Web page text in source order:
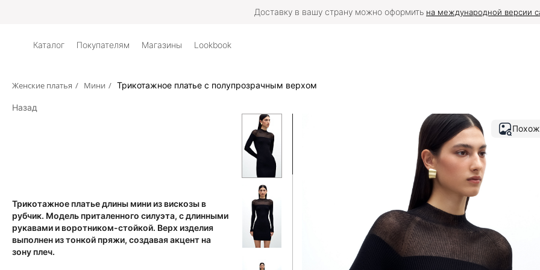
Дополнительная скидка 2% при фактической онлайн-оплате на
Каталог Покупателям Магазины Lookbook
Женские платья / Мини / Трикотажное платье с полупрозрачным верхом
Назад
Трикотажное платье длины мини из вискозы в
рубчик. Модель приталенного силуэта, с длинными
рукавами и воротником-стойкой. Верх изделия
выполнен из тонкой пряжи, создавая акцент на
зону плеч.